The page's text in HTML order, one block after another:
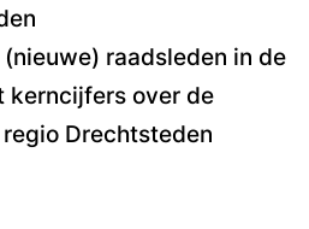
raadsleden in de
kerncijfers over de
Drechtsteden